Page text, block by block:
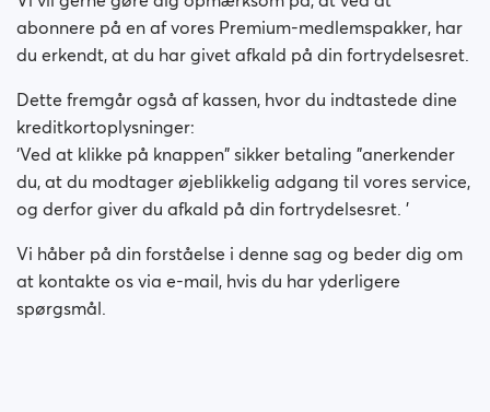
Er mit medlemskab betalt per måned?
Hvordan deaktiverer jeg automatisk fornyelse af
abonnement?
Har du haft problemer med at købe dit medlemskab?
Hvordan anmoder jeg om en refusion?
Jeg kan ikke betale / kortet bliver afvist
abonnere på en af vores Premium-medlemspakker, har
du erkendt, at du har givet afkald på din fortrydelsesret.
Dette fremgår også af kassen, hvor du indtastede dine
kreditkortoplysninger:
‘Ved at klikke på knappen" sikker betaling "anerkender
du, at du modtager øjeblikkelig adgang til vores service,
og derfor giver du afkald på din fortrydelsesret. '
Vi håber på din forståelse i denne sag og beder dig om
at kontakte os via e-mail, hvis du har yderligere
spørgsmål.